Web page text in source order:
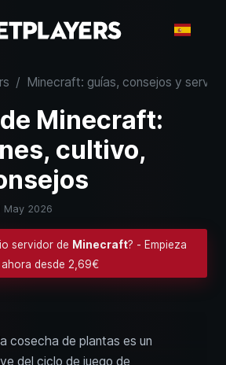
/ Minecraft: guías, consejos y
Minecraft:
cultivo,
May 2026
servidor de Minecraft? - Empieza
ahora desde 2,69€
cosecha de plantas es un
del ciclo de juego de